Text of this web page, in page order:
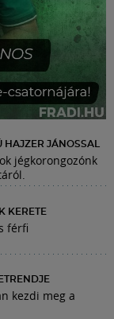
HAJZER JÁNOSSAL
jégkorongozónk
KERETE
férfi
kezdi meg a